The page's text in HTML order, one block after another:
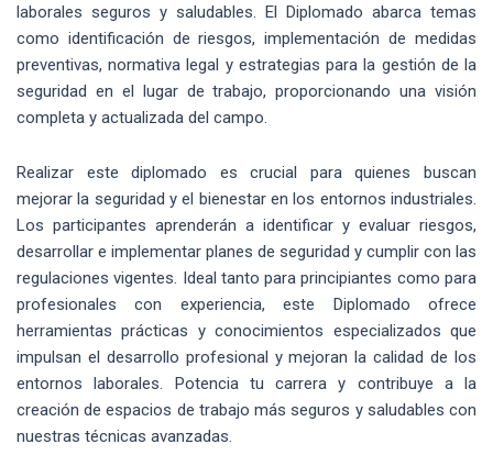
laborales seguros y saludables. El Diplomado abarca temas
como identificación de riesgos, implementación de medidas
preventivas, normativa legal y estrategias para la gestión de la
seguridad en el lugar de trabajo, proporcionando una visión
completa y actualizada del campo.
Realizar este diplomado es crucial para quienes buscan
mejorar la seguridad y el bienestar en los entornos industriales.
Los participantes aprenderán a identificar y evaluar riesgos,
desarrollar e implementar planes de seguridad y cumplir con las
regulaciones vigentes. Ideal tanto para principiantes como para
profesionales con experiencia, este Diplomado ofrece
herramientas prácticas y conocimientos especializados que
impulsan el desarrollo profesional y mejoran la calidad de los
entornos laborales. Potencia tu carrera y contribuye a la
creación de espacios de trabajo más seguros y saludables con
nuestras técnicas avanzadas.